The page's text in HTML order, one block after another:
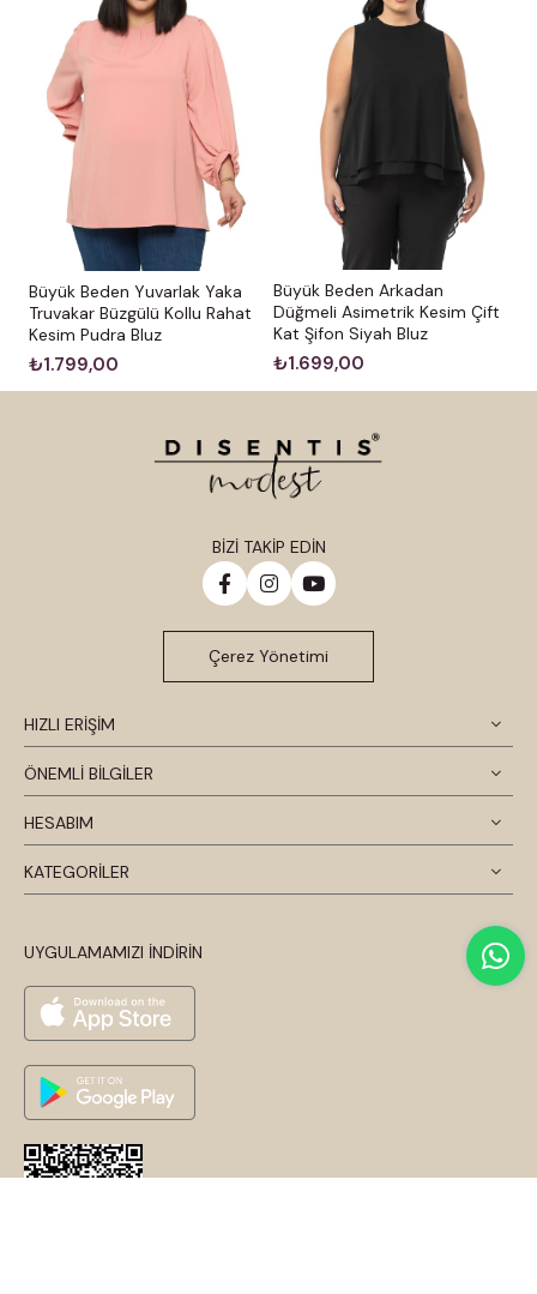
Büyük Beden Yuvarlak Yaka
Truvakar Büzgülü Kollu Rahat
Kesim Pudra Bluz
₺1.799,00
Büyük Beden Arkadan
Düğmeli Asimetrik Kesim Çift
Kat Şifon Siyah Bluz
₺1.699,00
HIZLI ERİŞİM
ÖNEMLİ BİLGİLER
HESABIM
KATEGORİLER
UYGULAMAMIZI İNDİRİN
BİZİ TAKİP EDİN
Çerez Yönetimi